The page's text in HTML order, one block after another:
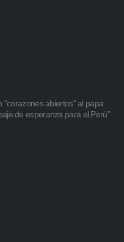
abiertos” al papa
de esperanza para el Perú”